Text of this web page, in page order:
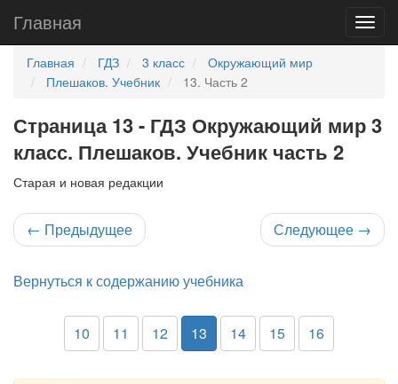
Главная
Главная ГДЗ 3 класс
Окружающий мир
Плешаков. Учебник
13. Часть 2
Страница 13 - ГДЗ Окружающий мир 3
класс. Плешаков. Учебник часть 2
Старая и новая редакции
← Предыдущее Следующее →
Вернуться к содержанию учебника
10 11 12 13 14 15 16